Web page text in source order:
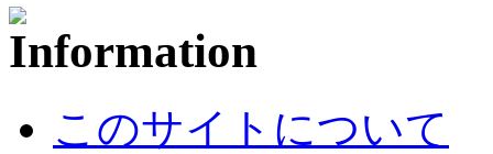
このサイトについて